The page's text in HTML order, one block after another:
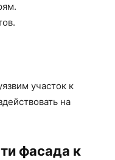
участок к
на
фасада к